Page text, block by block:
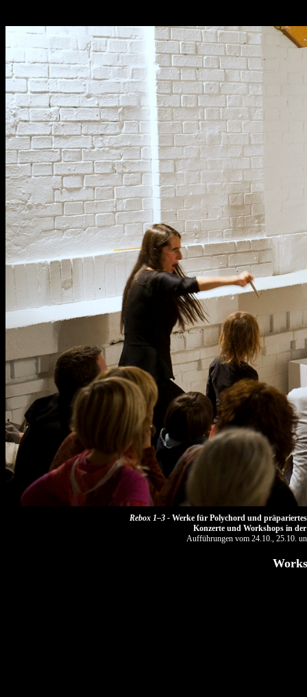
Rebox 1–3 - Werke für Polychord und
Konzerte und Workshops in
Aufführungen vom 24.10., 25.10.